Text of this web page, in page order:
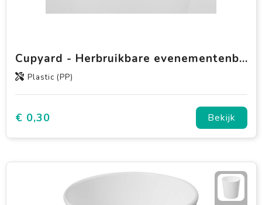
Cupyard - Herbruikbare evenementenbeker
Plastic (PP)
€ 0,30 Bekijk